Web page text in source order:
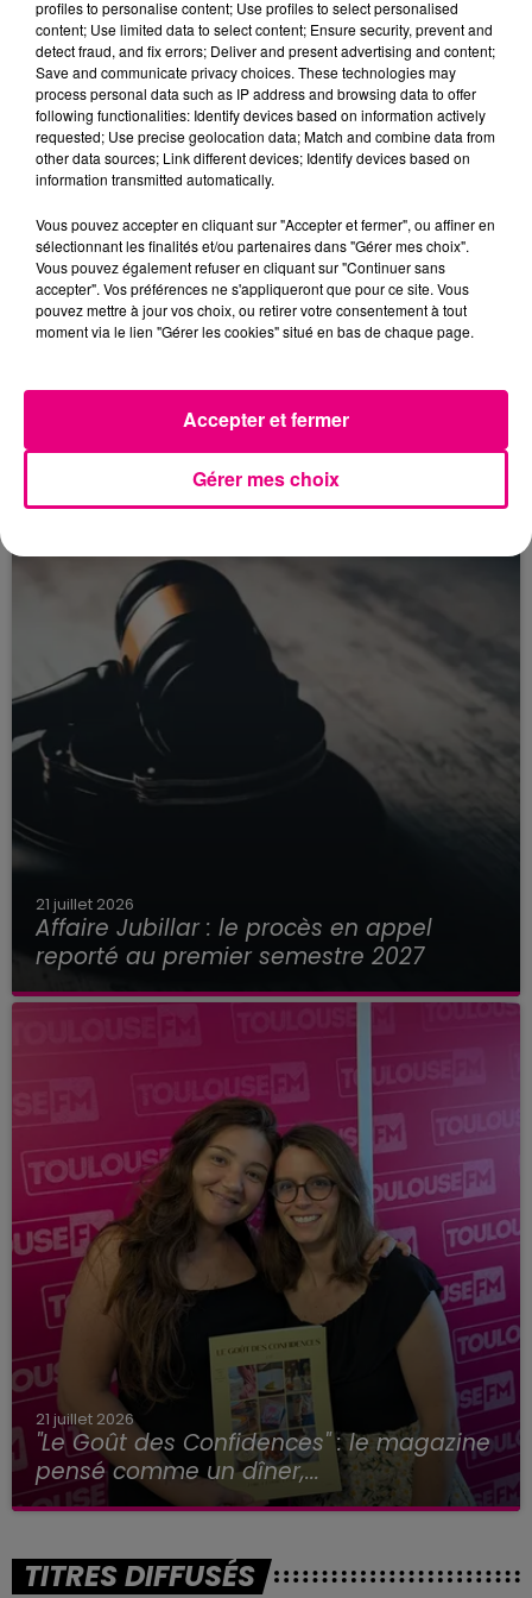
22 juillet 2026
Toulouse : circulation perturbée dans le
21 juillet 2026
Affaire Jubillar : le procès en appel
reporté au premier semestre 2027
21 juillet 2026
"Le Goût des Confidences" : le magazine
pensé comme un dîner,...
TITRES DIFFUSÉS
profiles to personalise content; Use profiles to select personalised
content; Use limited data to select content; Ensure security, prevent and
detect fraud, and fix errors; Deliver and present advertising and content;
Save and communicate privacy choices. These technologies may
process personal data such as IP address and browsing data to offer
following functionalities: Identify devices based on information actively
requested; Use precise geolocation data; Match and combine data from
other data sources; Link different devices; Identify devices based on
information transmitted automatically.
Vous pouvez accepter en cliquant sur "Accepter et fermer", ou affiner en
sélectionnant les finalités et/ou partenaires dans "Gérer mes choix".
Vous pouvez également refuser en cliquant sur "Continuer sans
accepter". Vos préférences ne s'appliqueront que pour ce site. Vous
pouvez mettre à jour vos choix, ou retirer votre consentement à tout
moment via le lien "Gérer les cookies" situé en bas de chaque page.
Gérer mes choix
Accepter et fermer